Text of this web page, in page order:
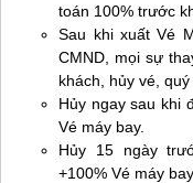
toán 100% trước
Sau khi xuất Vé
CMND, mọi sự
khách, hủy vé,
Hủy ngay sau khi
Vé máy bay.
Hủy 15 ngày
+100% Vé máy bay